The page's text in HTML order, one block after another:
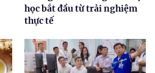
học bắt đầu từ trải nghiệm
thực tế